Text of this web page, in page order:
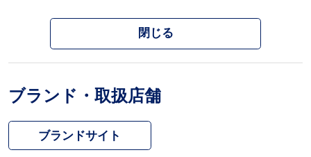
閉じる
ブランド・取扱店舗
ブランドサイト